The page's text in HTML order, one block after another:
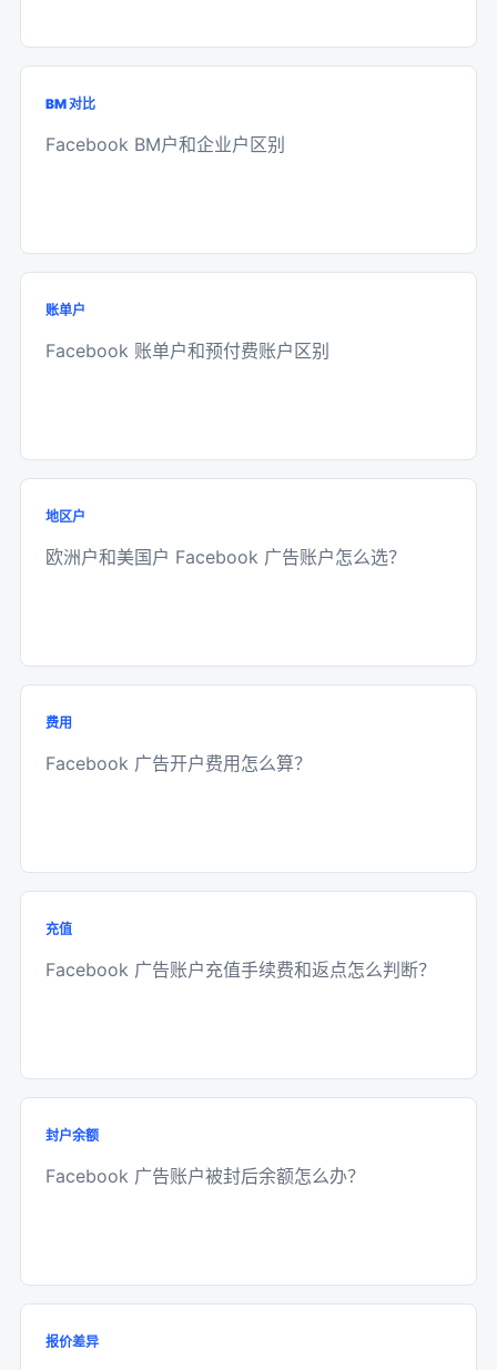
BM 对比
Facebook BM户和企业户区别
账单户
Facebook 账单户和预付费账户区别
地区户
欧洲户和美国户 Facebook 广告账户怎么选？
费用
Facebook 广告开户费用怎么算？
充值
Facebook 广告账户充值手续费和返点怎么判断？
封户余额
Facebook 广告账户被封后余额怎么办？
报价差异